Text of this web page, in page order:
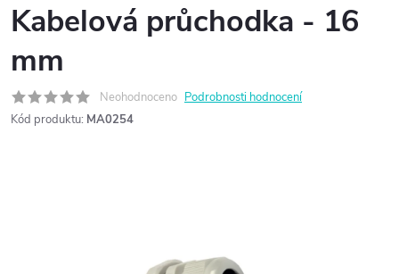
Kabelová průchodka - 16
mm
Neohodnoceno Podrobnosti hodnocení
Kód produktu: MA0254